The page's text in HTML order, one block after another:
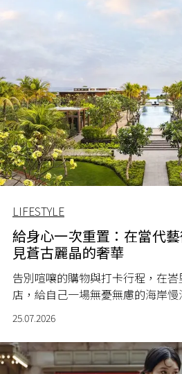
LIFESTYLE
給身心一次重置：在當代
見蒼古麗晶的奢華
告別喧嚷的購物與打卡行程，在
店，給自己一場無憂無慮的海岸慢
25.07.2026